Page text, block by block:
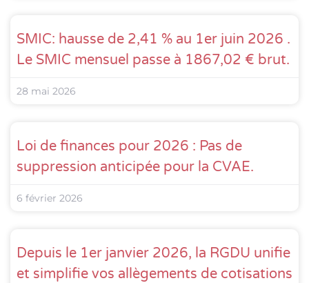
SMIC: hausse de 2,41 % au 1er juin 2026 .
Le SMIC mensuel passe à 1867,02 € brut.
28 mai 2026
Loi de finances pour 2026 : Pas de
suppression anticipée pour la CVAE.
6 février 2026
Depuis le 1er janvier 2026, la RGDU unifie
et simplifie vos allègements de cotisations